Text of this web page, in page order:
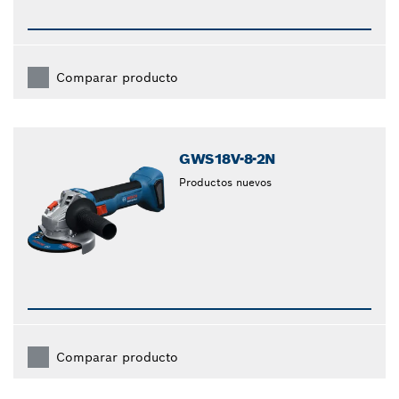
Comparar producto
GWS18V-8-2N
Productos nuevos
Comparar producto